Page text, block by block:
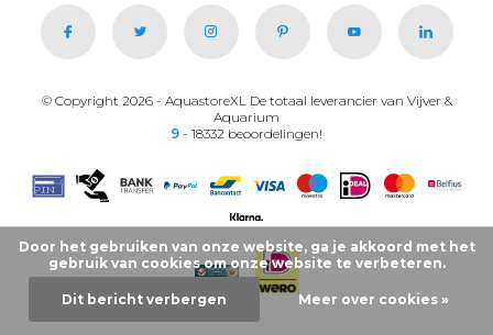
© Copyright 2026 - AquastoreXL De totaal leverancier van Vijver &
Aquarium
9 - 18332 beoordelingen!
Door het gebruiken van onze website, ga je akkoord met het
gebruik van cookies om onze website te verbeteren.
Dit bericht verbergen Meer over cookies »